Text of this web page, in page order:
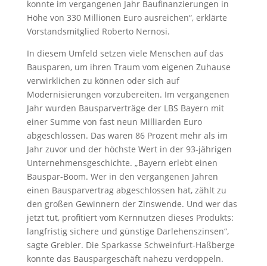
konnte im vergangenen Jahr Baufinanzierungen in
Höhe von 330 Millionen Euro ausreichen“, erklärte
Vorstandsmitglied Roberto Nernosi.
In diesem Umfeld setzen viele Menschen auf das
Bausparen, um ihren Traum vom eigenen Zuhause
verwirklichen zu können oder sich auf
Modernisierungen vorzubereiten. Im vergangenen
Jahr wurden Bausparverträge der LBS Bayern mit
einer Summe von fast neun Milliarden Euro
abgeschlossen. Das waren 86 Prozent mehr als im
Jahr zuvor und der höchste Wert in der 93-jährigen
Unternehmensgeschichte. „Bayern erlebt einen
Bauspar-Boom. Wer in den vergangenen Jahren
einen Bausparvertrag abgeschlossen hat, zählt zu
den großen Gewinnern der Zinswende. Und wer das
jetzt tut, profitiert vom Kernnutzen dieses Produkts:
langfristig sichere und günstige Darlehenszinsen“,
sagte Grebler. Die Sparkasse Schweinfurt-Haßberge
konnte das Bauspargeschäft nahezu verdoppeln.